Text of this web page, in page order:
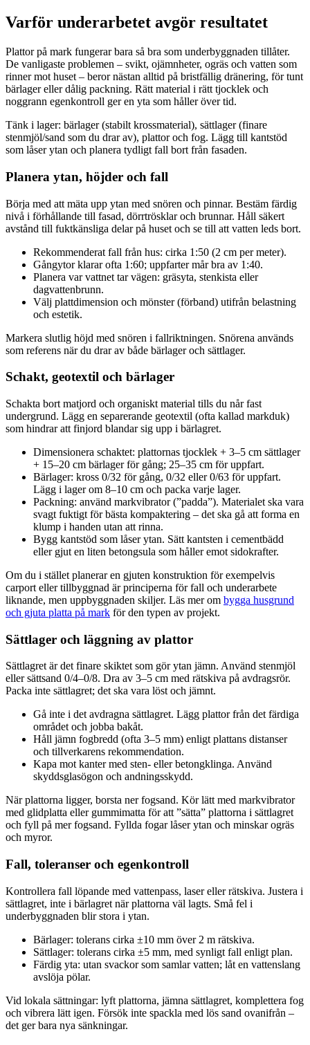
Varför underarbetet avgör resultatet
Plattor på mark fungerar bara så bra som underbyggnaden tillåter.
De vanligaste problemen – svikt, ojämnheter, ogräs och vatten som
rinner mot huset – beror nästan alltid på bristfällig dränering, för tunt
bärlager eller dålig packning. Rätt material i rätt tjocklek och
noggrann egenkontroll ger en yta som håller över tid.
Tänk i lager: bärlager (stabilt krossmaterial), sättlager (finare
stenmjöl/sand som du drar av), plattor och fog. Lägg till kantstöd
som låser ytan och planera tydligt fall bort från fasaden.
Planera ytan, höjder och fall
Börja med att mäta upp ytan med snören och pinnar. Bestäm färdig
nivå i förhållande till fasad, dörrtrösklar och brunnar. Håll säkert
avstånd till fuktkänsliga delar på huset och se till att vatten leds bort.
Rekommenderat fall från hus: cirka 1:50 (2 cm per meter).
Gångytor klarar ofta 1:60; uppfarter mår bra av 1:40.
Planera var vattnet tar vägen: gräsyta, stenkista eller
dagvattenbrunn.
Välj plattdimension och mönster (förband) utifrån belastning
och estetik.
Markera slutlig höjd med snören i fallriktningen. Snörena används
som referens när du drar av både bärlager och sättlager.
Schakt, geotextil och bärlager
Schakta bort matjord och organiskt material tills du når fast
undergrund. Lägg en separerande geotextil (ofta kallad markduk)
som hindrar att finjord blandar sig upp i bärlagret.
Dimensionera schaktet: plattornas tjocklek + 3–5 cm sättlager
+ 15–20 cm bärlager för gång; 25–35 cm för uppfart.
Bärlager: kross 0/32 för gång, 0/32 eller 0/63 för uppfart.
Lägg i lager om 8–10 cm och packa varje lager.
Packning: använd markvibrator (”padda”). Materialet ska vara
svagt fuktigt för bästa kompaktering – det ska gå att forma en
klump i handen utan att rinna.
Bygg kantstöd som låser ytan. Sätt kantsten i cementbädd
eller gjut en liten betongsula som håller emot sidokrafter.
Om du i stället planerar en gjuten konstruktion för exempelvis
carport eller tillbyggnad är principerna för fall och underarbete
liknande, men uppbyggnaden skiljer. Läs mer om bygga husgrund
och gjuta platta på mark för den typen av projekt.
Sättlager och läggning av plattor
Sättlagret är det finare skiktet som gör ytan jämn. Använd stenmjöl
eller sättsand 0/4–0/8. Dra av 3–5 cm med rätskiva på avdragsrör.
Packa inte sättlagret; det ska vara löst och jämnt.
Gå inte i det avdragna sättlagret. Lägg plattor från det färdiga
området och jobba bakåt.
Håll jämn fogbredd (ofta 3–5 mm) enligt plattans distanser
och tillverkarens rekommendation.
Kapa mot kanter med sten- eller betongklinga. Använd
skyddsglasögon och andningsskydd.
När plattorna ligger, borsta ner fogsand. Kör lätt med markvibrator
med glidplatta eller gummimatta för att ”sätta” plattorna i sättlagret
och fyll på mer fogsand. Fyllda fogar låser ytan och minskar ogräs
och myror.
Fall, toleranser och egenkontroll
Kontrollera fall löpande med vattenpass, laser eller rätskiva. Justera i
sättlagret, inte i bärlagret när plattorna väl lagts. Små fel i
underbyggnaden blir stora i ytan.
Bärlager: tolerans cirka ±10 mm över 2 m rätskiva.
Sättlager: tolerans cirka ±5 mm, med synligt fall enligt plan.
Färdig yta: utan svackor som samlar vatten; låt en vattenslang
avslöja pölar.
Vid lokala sättningar: lyft plattorna, jämna sättlagret, komplettera fog
och vibrera lätt igen. Försök inte spackla med lös sand ovanifrån –
det ger bara nya sänkningar.